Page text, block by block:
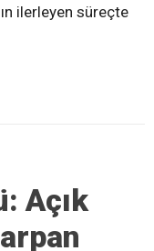
ilerleyen süreçte
Açık